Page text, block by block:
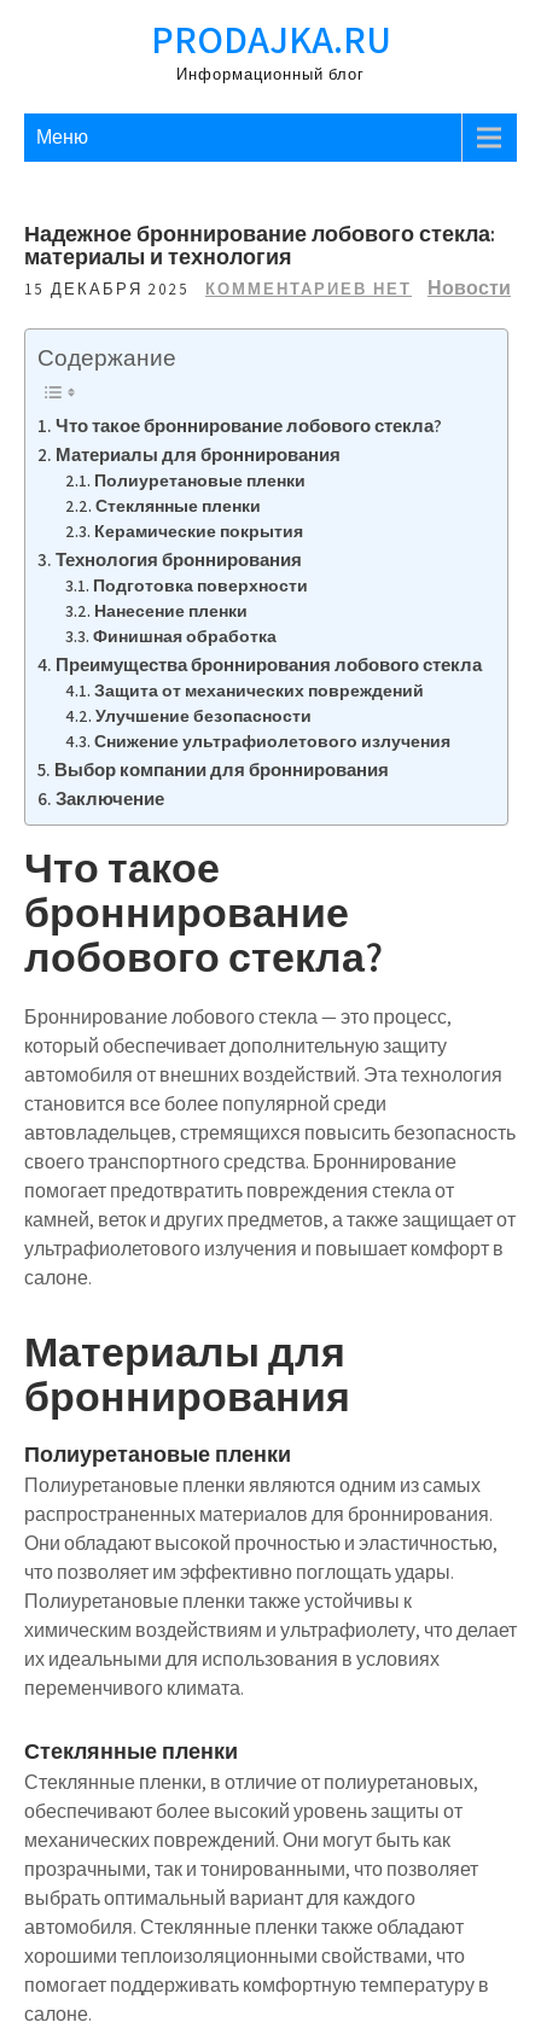
PRODAJKA.RU
Информационный блог
Меню
Надежное броннирование лобового стекла:
материалы и технология
15 ДЕКАБРЯ 2025 КОММЕНТАРИЕВ НЕТ Новости
Содержание
Что такое броннирование лобового стекла?
Материалы для броннирования
Полиуретановые пленки
Стеклянные пленки
Керамические покрытия
Технология броннирования
Подготовка поверхности
Нанесение пленки
Финишная обработка
Преимущества броннирования лобового стекла
Защита от механических повреждений
Улучшение безопасности
Снижение ультрафиолетового излучения
Выбор компании для броннирования
Заключение
Что такое
броннирование
лобового стекла?
Броннирование лобового стекла — это процесс,
который обеспечивает дополнительную защиту
автомобиля от внешних воздействий. Эта технология
становится все более популярной среди
автовладельцев, стремящихся повысить безопасность
своего транспортного средства. Броннирование
помогает предотвратить повреждения стекла от
камней, веток и других предметов, а также защищает от
ультрафиолетового излучения и повышает комфорт в
салоне.
Материалы для
броннирования
Полиуретановые пленки
Полиуретановые пленки являются одним из самых
распространенных материалов для броннирования.
Они обладают высокой прочностью и эластичностью,
что позволяет им эффективно поглощать удары.
Полиуретановые пленки также устойчивы к
химическим воздействиям и ультрафиолету, что делает
их идеальными для использования в условиях
переменчивого климата.
Стеклянные пленки
Стеклянные пленки, в отличие от полиуретановых,
обеспечивают более высокий уровень защиты от
механических повреждений. Они могут быть как
прозрачными, так и тонированными, что позволяет
выбрать оптимальный вариант для каждого
автомобиля. Стеклянные пленки также обладают
хорошими теплоизоляционными свойствами, что
помогает поддерживать комфортную температуру в
салоне.